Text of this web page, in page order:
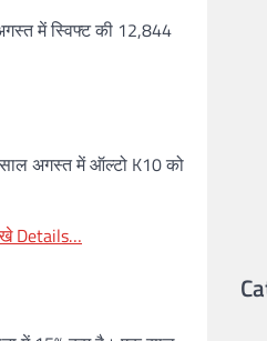
में स्विफ्ट की 12,844
अगस्त में ऑल्टो K10 को
Details…